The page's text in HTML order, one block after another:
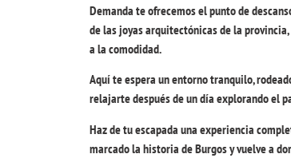
Demanda te ofrecemos el punto de
de las joyas arquitectónicas de la
a la comodidad.
Aquí te espera un entorno tranquilo,
relajarte después de un día explorando el
Haz de tu escapada una experiencia
marcado la historia de Burgos y vuelve a